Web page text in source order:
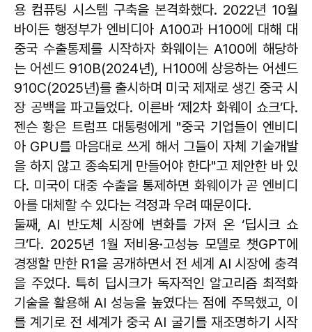
용 컴퓨팅 시스템 구축을 본격화했다. 2022년 10월
바이든 행정부가 엔비디아 A100과 H100에 대해 대
중국 수출통제를 시작하자 화웨이는 A100에 해당하
는 어센드 910B(2024년), H100에 상응하는 어센드
910C(2025년)를 출시하며 미국 제재로 생긴 중국 시
장 공백을 파고들었다. 이른바 ‘제2차 화웨이 쇼크’다.
젠슨 황은 트럼프 대통령에게 "중국 기업들이 엔비디
아 GPU를 마음대로 쓰게 해서 그들이 자체 기술개발
을 하지 않고 종속되게 만들어야 한다"고 제안한 바 있
다. 미국이 대중 수출을 통제하면 화웨이가 곧 엔비디
아를 대체할 수 있다는 걱정과 우려 때문이다.
둘째, AI 반도체 시장에 변화를 가져 온 ‘딥시크 쇼
크’다. 2025년 1월 저비용·고성능 모델로 챗GPT에
경쟁할 만한 R1을 공개하면서 전 세계 AI 시장에 충격
을 주었다. 특히 딥시크가 독자적인 알고리즘 최적화
기술을 활용해 AI 성능을 높였다는 점에 주목했고, 이
를 계기로 전 세계가 중국 AI 굴기를 재조명하기 시작